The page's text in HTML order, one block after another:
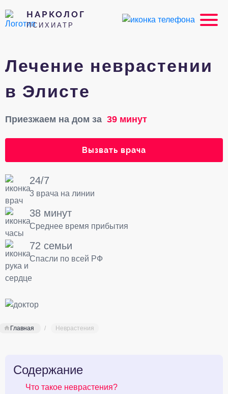
НАРКОЛОГ
ПСИХИАТР
Лечение неврастении
в Элисте
Приезжаем на дом за 39 минут
Вызвать врача
24/7
3 врача на линии
38 минут
Среднее время прибытия
72 семьи
Спасли по всей РФ
Главная Неврастения
Содержание
Что такое неврастения?